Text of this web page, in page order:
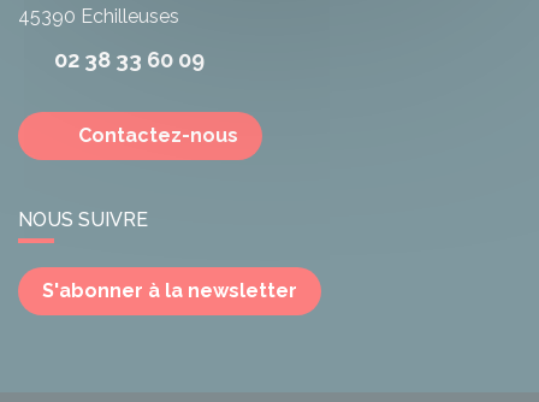
45390 Echilleuses
02 38 33 60 09
Contactez-nous
NOUS SUIVRE
S'abonner à la newsletter